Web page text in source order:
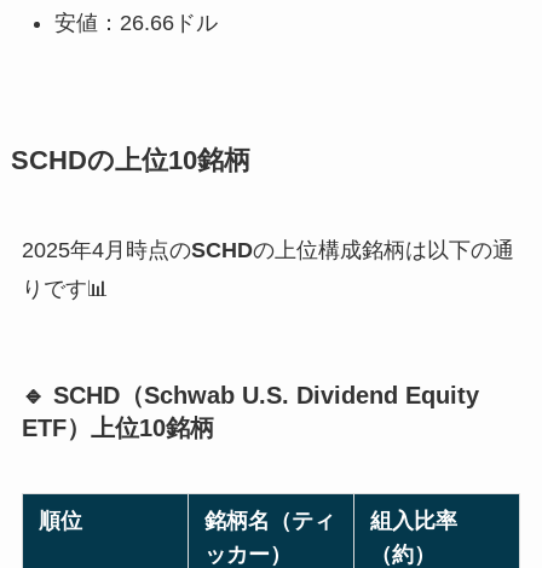
安値：26.66ドル
SCHDの上位10銘柄
2025年4月時点のSCHDの上位構成銘柄は以下の通
りです📊
🔹 SCHD（Schwab U.S. Dividend Equity
ETF）上位10銘柄
順位
銘柄名（ティ
ッカー）
組入比率
（約）